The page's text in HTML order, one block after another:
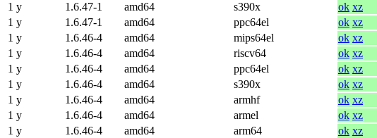
1 y
1.6.47-1 amd64 s390x ok xz
1 y
1.6.47-1 amd64 ppc64el ok xz
1 y
1.6.46-4 amd64 mips64el ok xz
1 y
1.6.46-4 amd64 riscv64 ok xz
1 y
1.6.46-4 amd64 ppc64el ok xz
1 y
1.6.46-4 amd64 s390x ok xz
1 y
1.6.46-4 amd64 armhf ok xz
1 y
1.6.46-4 amd64 armel ok xz
1 y
1.6.46-4 amd64 arm64 ok xz